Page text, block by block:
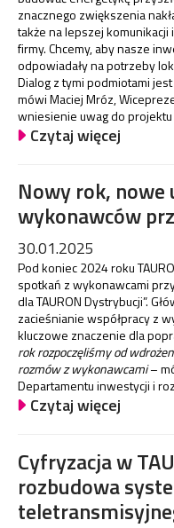
znacznego zwiększenia
także na lepszej
firmy. Chcemy, aby nasze
odpowiadały na potrzeby
Dialog z tymi podmiotami
mówi Maciej Mróz,
wniesienie uwag do projektu
Czytaj więcej
Nowy rok,
wykonawców
30.01.2025
Pod koniec 2024 roku
spotkań z wykonawcami
dla TAURON Dystrybucji”.
zacieśnianie współpracy z
kluczowe znaczenie dla
rok rozpoczęliśmy od
rozmów z wykonawcami–
Departamentu inwestycji i
Czytaj więcej
Cyfryzacja w
rozbudowa